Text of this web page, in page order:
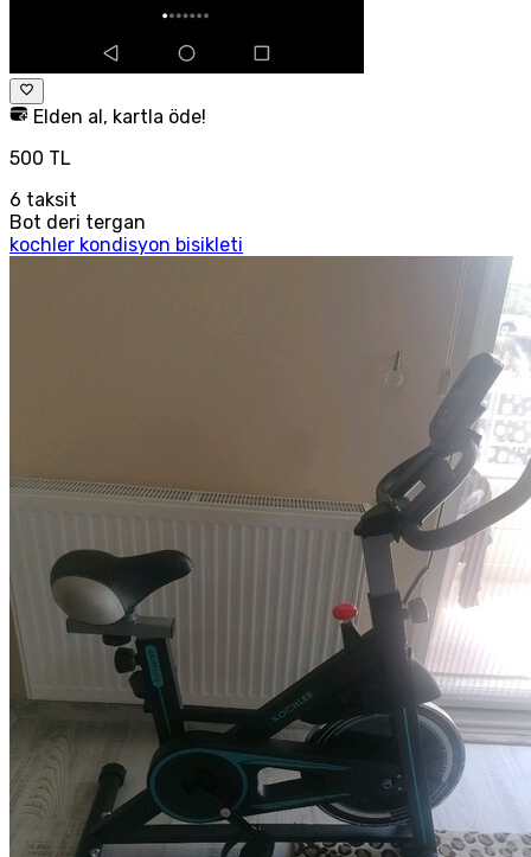
Elden al, kartla öde!
500 TL
6 taksit
Bot deri tergan
kochler kondisyon bisikleti